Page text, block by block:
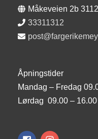
Måkeveien 2b
33311312
Åpningstider
Mandag – Fredag
Lørdag 09.00 – 16.00